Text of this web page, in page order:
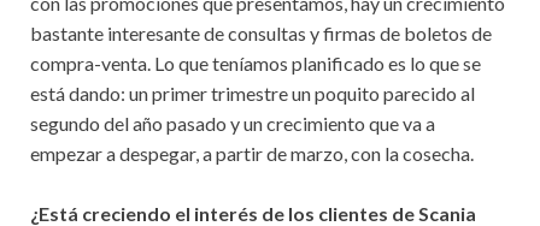
bastante interesante de consultas y firmas de boletos de
compra-venta. Lo que teníamos planificado es lo que se
está dando: un primer trimestre un poquito parecido al
segundo del año pasado y un crecimiento que va a
empezar a despegar, a partir de marzo, con la cosecha.
¿Está creciendo el interés de los clientes de Scania